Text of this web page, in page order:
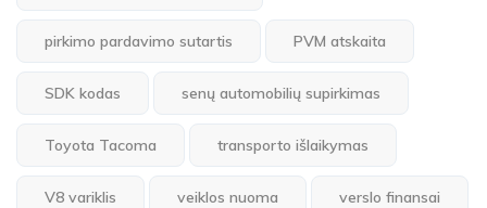
pirkimo pardavimo sutartis PVM atskaita
SDK kodas senų automobilių supirkimas
Toyota Tacoma transporto išlaikymas
V8 variklis veiklos nuoma verslo finansai